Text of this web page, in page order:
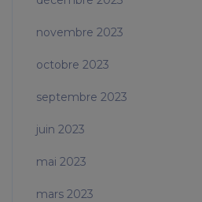
novembre 2023
octobre 2023
septembre 2023
juin 2023
mai 2023
mars 2023